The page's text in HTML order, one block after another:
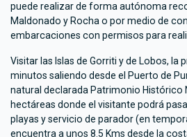
puede realizar de forma autónoma
Maldonado y Rocha o por medio de
embarcaciones con permisos para
Visitar las Islas de Gorriti y de Lobos, la
minutos saliendo desde el Puerto de
natural declarada Patrimonio Histórico
hectáreas donde el visitante podrá
playas y servicio de parador (en
encuentra a unos 8.5 Kms desde la